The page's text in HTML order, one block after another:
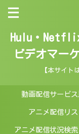
Hulu・Netflix
ビデオマー
【本サイト
動画配信サービ
アニメ配信リス
アニメ配信状況検索